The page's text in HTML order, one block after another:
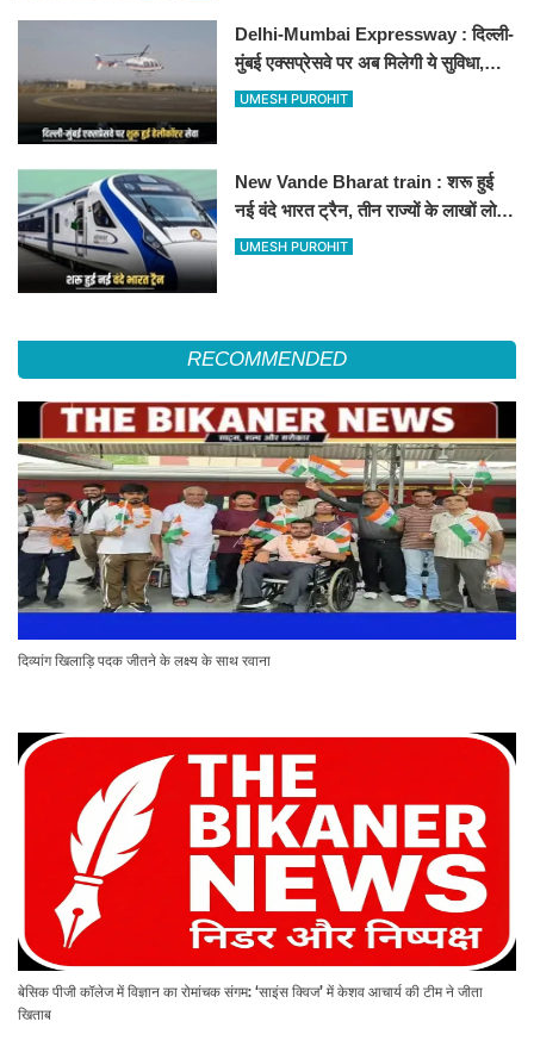
Delhi-Mumbai Expressway : दिल्ली-
मुंबई एक्सप्रेसवे पर अब मिलेगी ये सुविधा,
हेलीकॉप्टर सर्विस से तुरंत घायल पहुंचेगा
UMESH PUROHIT
New Vande Bharat train : शरू हुई
नई वंदे भारत ट्रैन, तीन राज्यों के लाखों लोगों
का सफर होगा आसान, देखें पूरा रूटमैप
UMESH PUROHIT
RECOMMENDED
दिव्यांग खिलाड़ि पदक जीतने के लक्ष्य के साथ रवाना
बेसिक पीजी कॉलेज में विज्ञान का रोमांचक संगम: ‘साइंस क्विज’ में केशव आचार्य की टीम ने जीता
खिताब